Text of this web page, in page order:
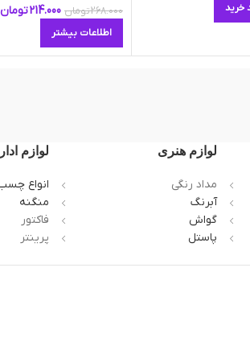
خرید 268.000تومان 214.000تومان
اطلاعات بیشتر
لوازم هنری
مداد رنگی
آبرنگ
گواش
پاستل
لوازم
انواع
منگنه
فاکتور
پرینتر